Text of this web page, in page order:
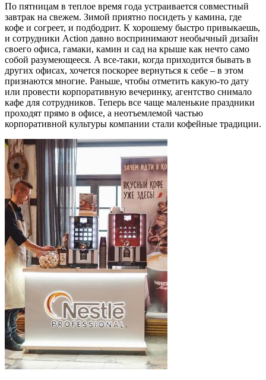
По пятницам в теплое время года устраивается совместный
завтрак на свежем. Зимой приятно посидеть у камина, где
кофе и согреет, и подбодрит. К хорошему быстро привыкаешь,
и сотрудники Action давно воспринимают необычный дизайн
своего офиса, гамаки, камин и сад на крыше как нечто само
собой разумеющееся. А все-таки, когда приходится бывать в
других офисах, хочется поскорее вернуться к себе – в этом
признаются многие. Раньше, чтобы отметить какую-то дату
или провести корпоративную вечеринку, агентство снимало
кафе для сотрудников. Теперь все чаще маленькие праздники
проходят прямо в офисе, а неотъемлемой частью
корпоративной культуры компании стали кофейные традиции.